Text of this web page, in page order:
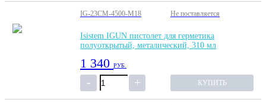
IG-23CM-4500-M18 Не поставляется
Isistem IGUN пистолет для герметика
полуоткрытый, металический, 310 мл
1 340 РУБ.
КУПИТЬ